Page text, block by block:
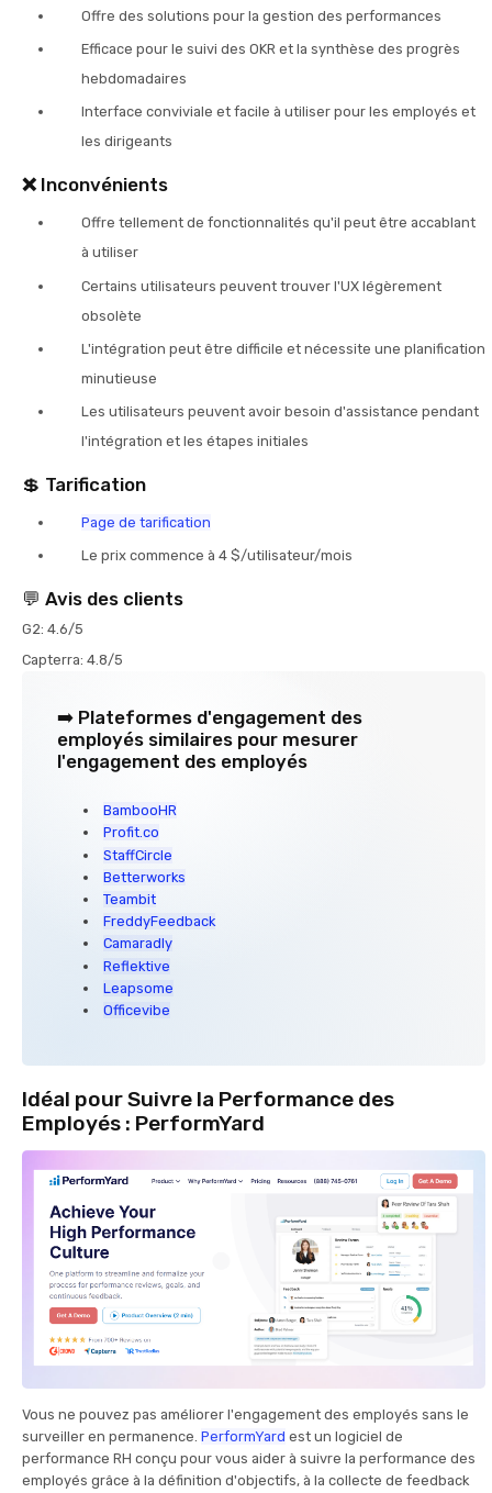
Offre des solutions pour la gestion des performances
Efficace pour le suivi des OKR et la synthèse des progrès
hebdomadaires
Interface conviviale et facile à utiliser pour les employés et
les dirigeants
❌ Inconvénients
Offre tellement de fonctionnalités qu'il peut être accablant
à utiliser
Certains utilisateurs peuvent trouver l'UX légèrement
obsolète
L'intégration peut être difficile et nécessite une planification
minutieuse
Les utilisateurs peuvent avoir besoin d'assistance pendant
l'intégration et les étapes initiales
💲 Tarification
Page de tarification
Le prix commence à 4 $/utilisateur/mois
💬 Avis des clients
G2: 4.6/5
Capterra: 4.8/5
➡️ Plateformes d'engagement des
employés similaires pour mesurer
l'engagement des employés
BambooHR
Profit.co
StaffCircle
Betterworks
Teambit
FreddyFeedback
Camaradly
Reflektive
Leapsome
Officevibe
Idéal pour Suivre la Performance des
Employés : PerformYard
Vous ne pouvez pas améliorer l'engagement des employés sans le
surveiller en permanence. PerformYard est un logiciel de
performance RH conçu pour vous aider à suivre la performance des
employés grâce à la définition d'objectifs, à la collecte de feedback